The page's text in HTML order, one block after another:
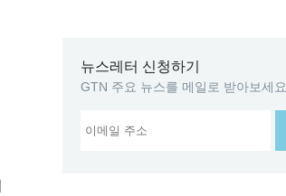
뉴스레터 신청하기
GTN 주요 뉴스를 메일로 받아보세요